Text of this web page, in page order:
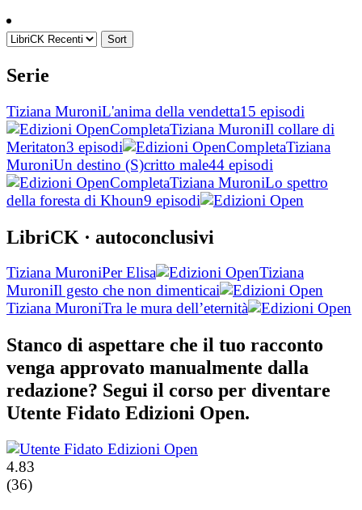
Sort
Serie
Tiziana MuroniL'anima della vendetta15 episodi
CompletaTiziana MuroniIl collare di
Meritaton3 episodi CompletaTiziana
MuroniUn destino (S)critto male44 episodi
CompletaTiziana MuroniLo spettro
della foresta di Khoun9 episodi
LibriCK · autoconclusivi
Tiziana MuroniPer Elisa
Tiziana
MuroniIl gesto che non dimenticai
Tiziana MuroniTra le mura dell’eternità
Stanco di aspettare che il tuo racconto
venga approvato manualmente dalla
redazione? Segui il corso per diventare
Utente Fidato Edizioni Open.
4.83
(36)